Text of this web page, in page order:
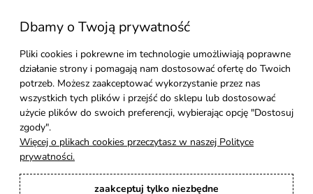
Moje konto
Pomoc
Styl Mebli
Rodzaje drewna
Dbamy o Twoją prywatność
Pliki cookies i pokrewne im technologie umożliwiają poprawne
działanie strony i pomagają nam dostosować ofertę do Twoich
potrzeb. Możesz zaakceptować wykorzystanie przez nas
wszystkich tych plików i przejść do sklepu lub dostosować
użycie plików do swoich preferencji, wybierając opcję "Dostosuj
zgody".
Więcej o plikach cookies przeczytasz w naszej Polityce
prywatności.
zaakceptuj tylko niezbędne